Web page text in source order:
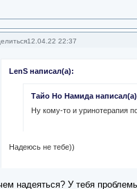
12.04.22 22:37
LenS написал(а):
Тайо Но Намида
Ну кому-то и уринотерапия
Надеюсь не тебе))
надеяться? У тебя